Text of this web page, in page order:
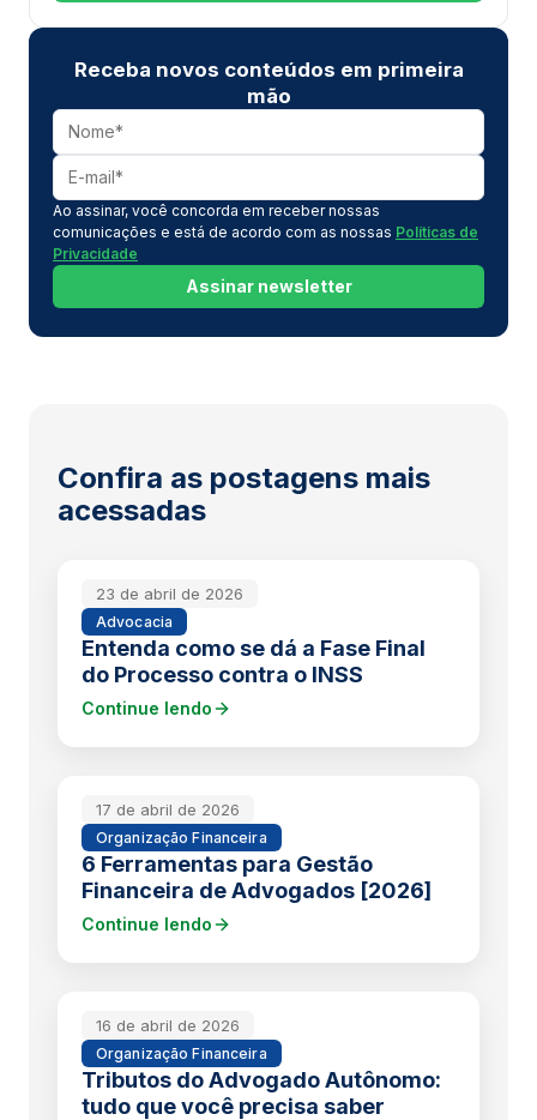
Receba novos conteúdos em primeira
mão
Ao assinar, você concorda em receber nossas
comunicações e está de acordo com as nossas Políticas de
Privacidade
Assinar newsletter
Confira as postagens mais
acessadas
23 de abril de 2026
Advocacia
Entenda como se dá a Fase Final
do Processo contra o INSS
Continue lendo
17 de abril de 2026
Organização Financeira
6 Ferramentas para Gestão
Financeira de Advogados [2026]
Continue lendo
16 de abril de 2026
Organização Financeira
Tributos do Advogado Autônomo:
tudo que você precisa saber